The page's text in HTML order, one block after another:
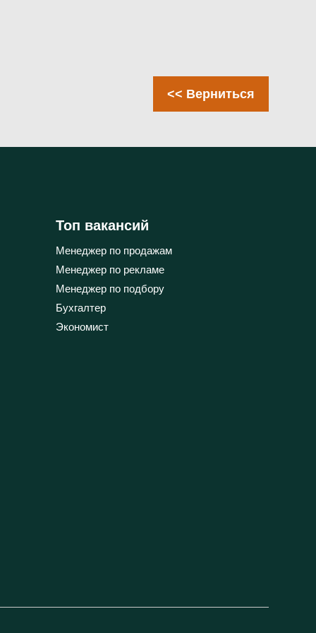
<< Верниться
Топ вакансий
Менеджер по продажам
Менеджер по рекламе
Менеджер по подбору
Бухгалтер
Экономист